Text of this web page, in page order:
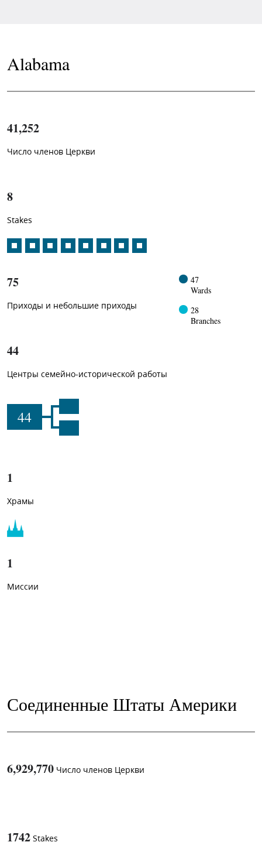
Alabama
41,252
Число членов Церкви
1 -in-
8
Stakes
75
Приходы и небольшие приходы
47
Wards
28
Branches
44
Центры семейно-исторической работы
44
1
Храмы
1
Миссии
Соединенные Штаты Америки
6,929,770 Число членов Церкви
1742 Stakes